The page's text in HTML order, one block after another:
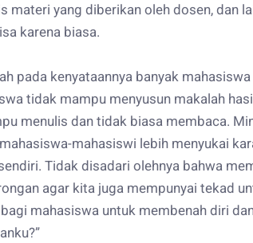
materi yang diberikan oleh dosen, dan
karena biasa.
pada kenyataannya banyak
tidak mampu menyusun makalah
menulis dan tidak biasa membaca.
mahasiswi lebih menyukai
Tidak disadari olehnya bahwa
agar kita juga mempunyai tekad
mahasiswa untuk membenah diri